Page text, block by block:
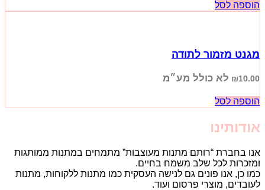
הוספה לסל
מגנט מזמור לתודה
₪10.00 לא כולל מע״מ
הוספה לסל
אודותינו
אנו בחברת “רותם מתנות מעוצבות” מתמחים במתנות ממותגות
ומזכרות לכל שלב משמח בחיים.
כמו כן, אנו פונים גם לנישה העסקית כמו מתנות ללקוחות, מתנות
לעובדים, מוצרי פרסום ועוד.